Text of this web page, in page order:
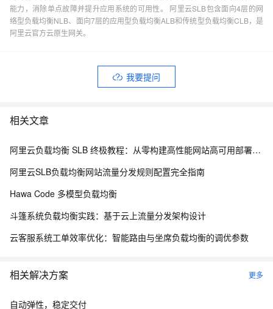
能力，消除单点故障并提升应用系统的可用性。 阿里云SLB包含面向4层的网
络型负载均衡NLB、面向7层的应用型负载均衡ALB和传统型负载均衡CLB，是
阿里云官方云原生网关。
我要提问
相关文章
阿里云负载均衡 SLB 终极教程：从零构建高性能网站高可用部署方案
阿里云SLB负载均衡网站流量分发规则配置完全指南
Hawa Code 多模型负载均衡
斗篷系统负载均衡实践：基于云上流量分发架构设计
云客服系统工单效率优化：智能路由与坐席负载均衡的调优参数
相关解决方案 更多
自动弹性，稳定交付